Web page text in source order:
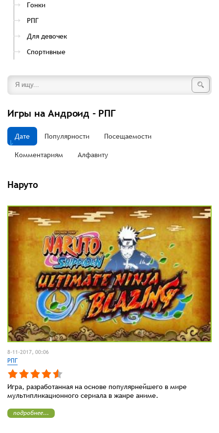
Гонки
РПГ
Для девочек
Спортивные
Игры на Андроид - РПГ
Дате Популярности Посещаемости
Комментариям Алфавиту
8-11-2017, 00:06
Наруто
РПГ
Игра, разработанная на основе популярнейшего в мире
мультипликационного сериала в жанре аниме.
подробнее...